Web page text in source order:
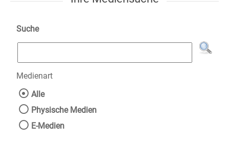
Suche
Medienart
Wählen Sie die Medienart nach der Sie
Alle
Physische Medien
E-Medien